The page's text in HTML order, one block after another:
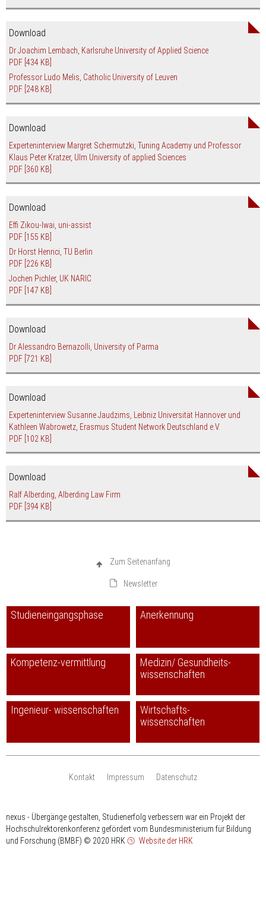
Download
Dr Joachim Lembach, Karlsruhe University of Applied Science
PDF [434 KB]
Professor Ludo Melis, Catholic University of Leuven
PDF [248 KB]
Download
Experteninterview Margret Schermutzki, Tuning Academy und Professor
Klaus Peter Kratzer, Ulm University of applied Sciences
PDF [360 KB]
Download
Effi Zikou-Iwai, uni-assist
PDF [155 KB]
Dr Horst Henrici, TU Berlin
PDF [226 KB]
Jochen Pichler, UK NARIC
PDF [147 KB]
Download
Dr Alessandro Bernazolli, University of Parma
PDF [721 KB]
Download
Experteninterview Susanne Jaudzims, Leibniz Universität Hannover und
Kathleen Wabrowetz, Erasmus Student Network Deutschland e.V.
PDF [102 KB]
Download
Ralf Alberding, Alberding Law Firm
PDF [394 KB]
Zum Seitenanfang
Newsletter
Studieneingangsphase Anerkennung
Kompetenz-vermittlung
Medizin/ Gesundheits-
wissenschaften
Ingenieur- wissenschaften
Wirtschafts-
wissenschaften
Kontakt Impressum Datenschutz
nexus - Übergänge gestalten, Studienerfolg verbessern war ein Projekt der
Hochschulrektorenkonferenz gefördert vom Bundesministerium für Bildung
und Forschung (BMBF) © 2020 HRK Website der HRK